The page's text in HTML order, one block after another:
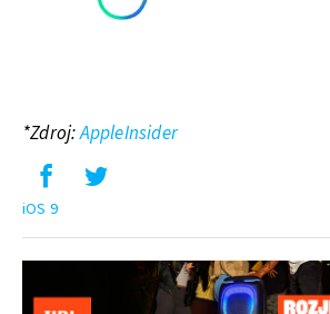
*Zdroj:AppleInsider
iOS 9